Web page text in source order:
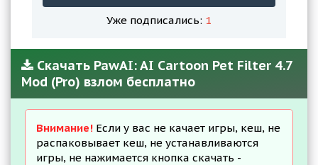
Уже подписались: 1
Скачать PawAI: AI Cartoon Pet Filter 4.7
Mod (Pro) взлом бесплатно
Внимание! Если у вас не качает игры, кеш, не
распаковывает кеш, не устанавливаются
игры, не нажимается кнопка скачать -